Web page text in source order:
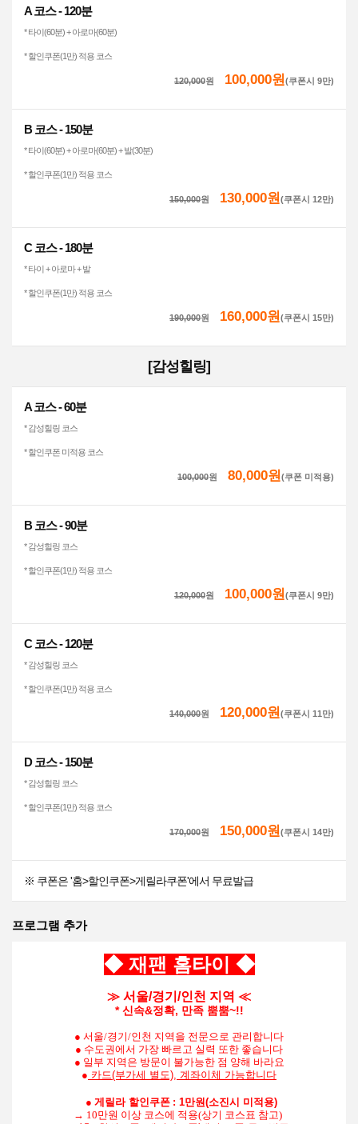
A 코스 - 120분
* 타이(60분) + 아로마(60분)
* 할인쿠폰(1만) 적용 코스
120,000원 100,000원(쿠폰시 9만)
B 코스 - 150분
* 타이(60분) + 아로마(60분) + 발(30분)
* 할인쿠폰(1만) 적용 코스
150,000원 130,000원(쿠폰시 12만)
C 코스 - 180분
* 타이 + 아로마 + 발
* 할인쿠폰(1만) 적용 코스
190,000원 160,000원(쿠폰시 15만)
[감성힐링]
A 코스 - 60분
* 감성힐링 코스
* 할인쿠폰 미적용 코스
100,000원 80,000원(쿠폰 미적용)
B 코스 - 90분
* 감성힐링 코스
* 할인쿠폰(1만) 적용 코스
120,000원 100,000원(쿠폰시 9만)
C 코스 - 120분
* 감성힐링 코스
* 할인쿠폰(1만) 적용 코스
140,000원 120,000원(쿠폰시 11만)
D 코스 - 150분
* 감성힐링 코스
* 할인쿠폰(1만) 적용 코스
170,000원 150,000원(쿠폰시 14만)
※ 쿠폰은 '홈>할인쿠폰>게릴라쿠폰'에서 무료발급
프로그램 추가
◆ 재팬 홈타이 ◆
≫ 서울/경기/인천 지역 ≪
* 신속&정확, 만족 뿜뿜~!!
● 서울/경기/인천 지역을 전문으로 관리합니다
● 수도권에서 가장 빠르고 실력 또한 좋습니다
● 일부 지역은 방문이 불가능한 점 양해 바라요
● 카드(부가세 별도), 계좌이체 가능합니다
● 게릴라 할인쿠폰 : 1만원(소진시 미적용)
→ 10만원 이상 코스에 적용(상기 코스표 참고)